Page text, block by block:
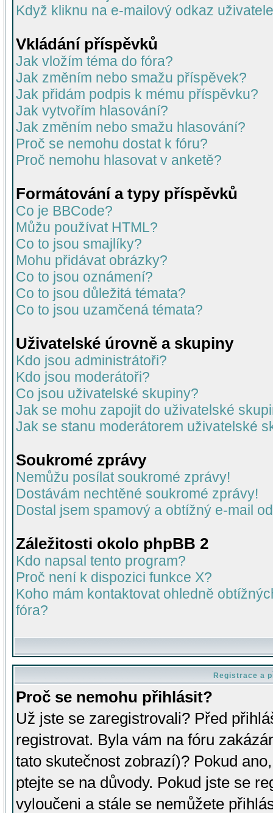
Když kliknu na e-mailový odkaz
Vkládání příspěvků
Jak vložím téma do fóra?
Jak změním nebo smažu příspěvek?
Jak přidám podpis k mému příspěvku?
Jak vytvořím hlasování?
Jak změním nebo smažu hlasování?
Proč se nemohu dostat k fóru?
Proč nemohu hlasovat v anketě?
Formátování a typy příspěvků
Co je BBCode?
Můžu používat HTML?
Co to jsou smajlíky?
Mohu přidávat obrázky?
Co to jsou oznámení?
Co to jsou důležitá témata?
Co to jsou uzamčená témata?
Uživatelské úrovně a skupiny
Kdo jsou administrátoři?
Kdo jsou moderátoři?
Co jsou uživatelské skupiny?
Jak se mohu zapojit do uživatelské
Jak se stanu moderátorem uživatelské
Soukromé zprávy
Nemůžu posílat soukromé zprávy!
Dostávám nechtěné soukromé zprávy!
Dostal jsem spamový a obtížný e-mail
Záležitosti okolo phpBB 2
Kdo napsal tento program?
Proč není k dispozici funkce X?
Koho mám kontaktovat ohledně
fóra?
Registrace a
Proč se nemohu přihlásit?
Už jste se zaregistrovali? Před
registrovat. Byla vám na fóru
tato skutečnost zobrazí)? Pokud
ptejte se na důvody. Pokud jste se
vyloučeni a stále se nemůžete